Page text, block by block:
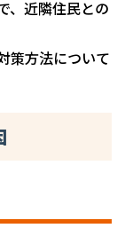
、近隣住民との
策方法について